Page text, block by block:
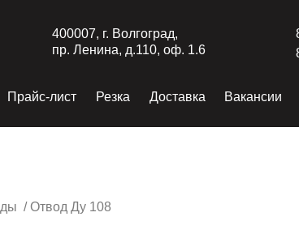
Прайс-лист Резка Доставка Вакансии
400007, г. Волгоград,
пр. Ленина, д.110, оф. 1.6
/Отвод Ду 108